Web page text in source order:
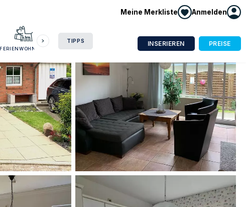
Meine Merkliste Anmelden
FERIENWOHNUNG
TIPPS INSERIEREN PREISE